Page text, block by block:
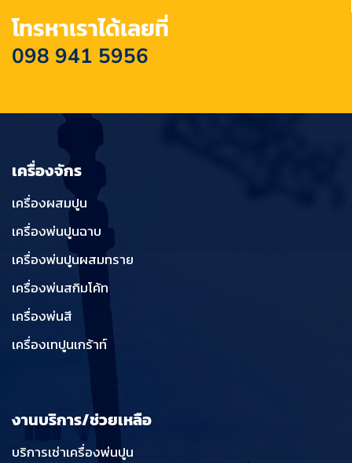
โทรหาเราได้เลยที่
098 941 5956
เครื่องจักร
เครื่องผสมปูน
เครื่องพ่นปูนฉาบ
เครื่องพ่นปูนผสมทราย
เครื่องพ่นสกิมโค้ท
เครื่องพ่นสี
เครื่องเทปูนเกร้าท์
งานบริการ/ช่วยเหลือ
บริการเช่าเครื่องพ่นปูน